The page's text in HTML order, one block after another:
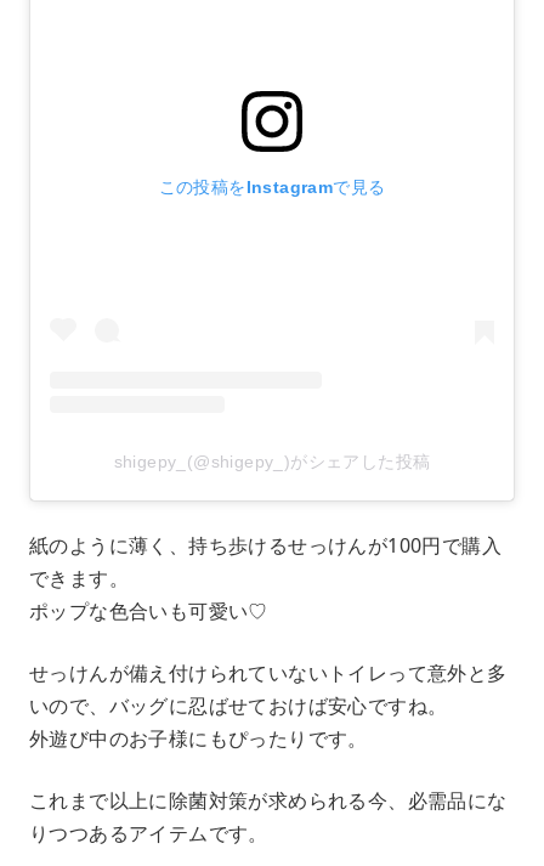
この投稿をInstagramで見る
shigepy_(@shigepy_)がシェアした投稿
紙のように薄く、持ち歩けるせっけんが100円で購入
できます。
ポップな色合いも可愛い♡
せっけんが備え付けられていないトイレって意外と多
いので、バッグに忍ばせておけば安心ですね。
外遊び中のお子様にもぴったりです。
これまで以上に除菌対策が求められる今、必需品にな
りつつあるアイテムです。